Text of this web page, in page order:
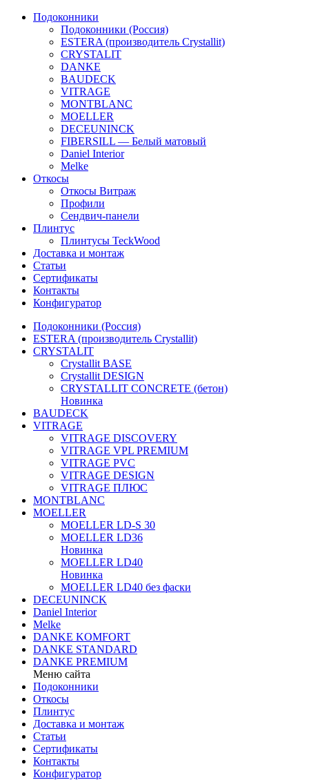
Подоконники
Подоконники (Россия)
ESTERA (производитель Crystallit)
CRYSTALIT
DANKE
BAUDECK
VITRAGE
MONTBLANC
MOELLER
DECEUNINCK
FIBERSILL — Белый матовый
Daniel Interior
Melke
Откосы
Откосы Витраж
Профили
Сендвич-панели
Плинтус
Плинтусы TeckWood
Доставка и монтаж
Статьи
Сертификаты
Контакты
Конфигуратор
Подоконники (Россия)
ESTERA (производитель Crystallit)
CRYSTALIT
Crystallit BASE
Crystallit DESIGN
CRYSTALLIT CONCRETE (бетон)
Новинка
BAUDECK
VITRAGE
VITRAGE DISCOVERY
VITRAGE VPL PREMIUM
VITRAGE PVC
VITRAGE DESIGN
VITRAGE ПЛЮС
MONTBLANC
MOELLER
MOELLER LD-S 30
MOELLER LD36
Новинка
MOELLER LD40
Новинка
MOELLER LD40 без фаски
DECEUNINCK
Daniel Interior
Melke
DANKE KOMFORT
DANKE STANDARD
DANKE PREMIUM
Меню сайта
Подоконники
Откосы
Плинтус
Доставка и монтаж
Статьи
Сертификаты
Контакты
Конфигуратор